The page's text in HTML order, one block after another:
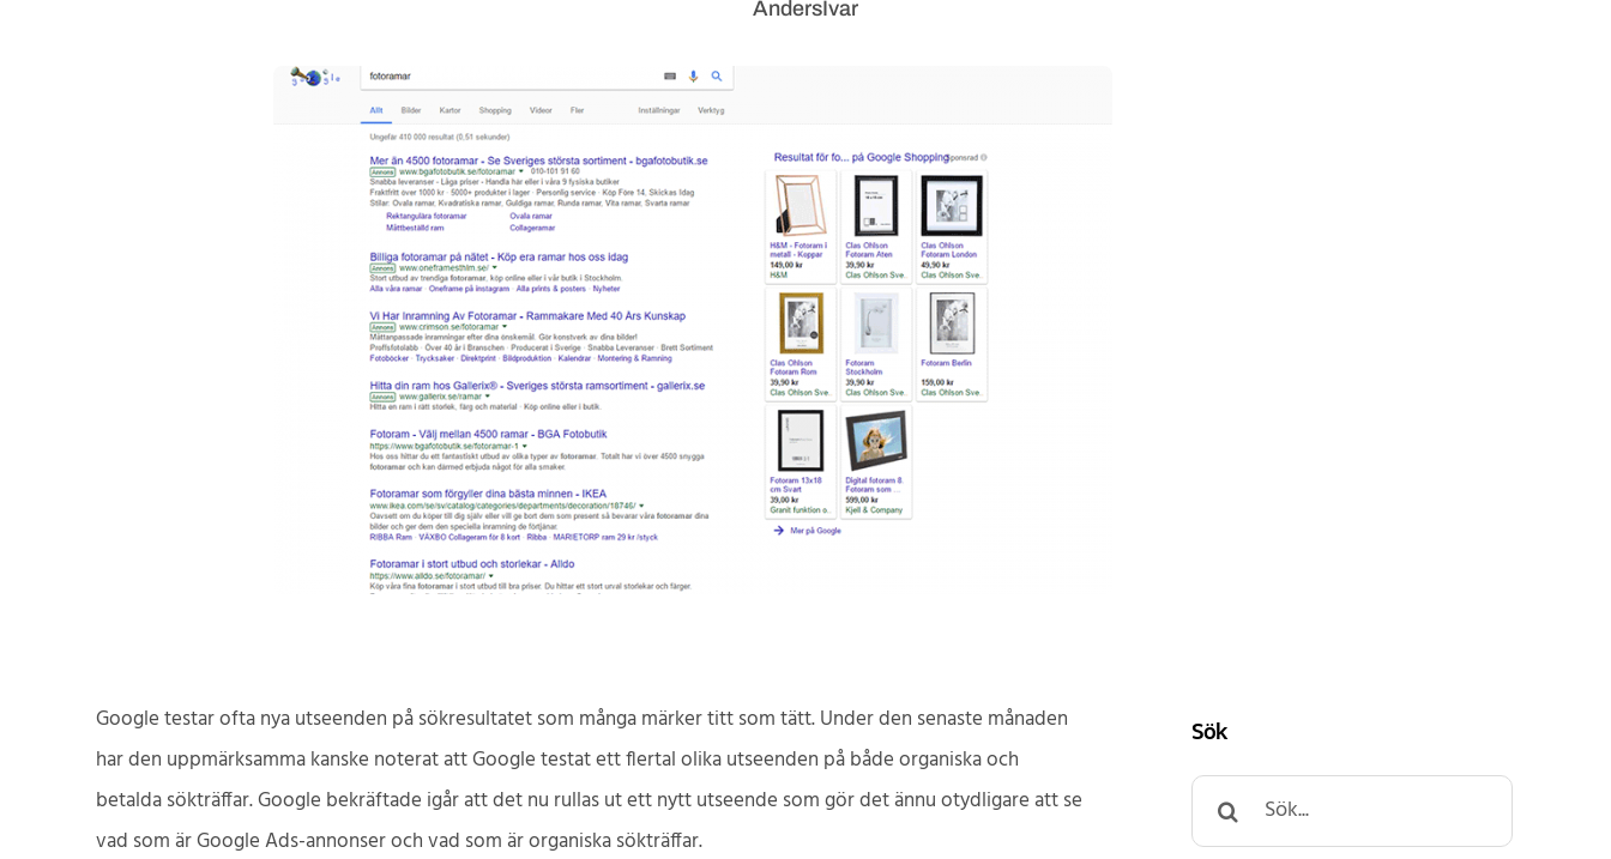
AndersIvar
Google testar ofta nya utseenden på sökresultatet som många märker titt som tätt. Under den senaste månaden
har den uppmärksamma kanske noterat att Google testat ett flertal olika utseenden på både organiska och
betalda sökträffar. Google bekräftade igår att det nu rullas ut ett nytt utseende som gör det ännu otydligare att se
vad som är Google Ads-annonser och vad som är organiska sökträffar.
Sök
Search
for: